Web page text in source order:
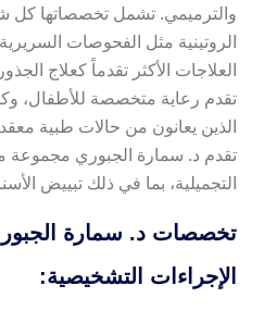
والترميمي. تشمل تخصصاتها كل
الروتينية مثل الفحوصات
العلاجات الأكثر تقدماً كعلاج الجذور
تقدم رعاية متخصصة للأطفال،
الذين يعانون من حالات طبية
تقدم د. سمارة الجبوري مجموعة
التجميلية، بما في ذلك تبييض
تخصصات د. سمارة
الإجراءات التشخيصية: